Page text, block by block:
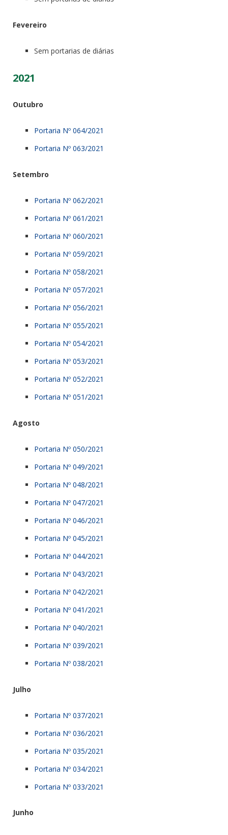
Fevereiro
Sem portarias de diárias
2021
Outubro
Portaria Nº 064/2021
Portaria Nº 063/2021
Setembro
Portaria Nº 062/2021
Portaria Nº 061/2021
Portaria Nº 060/2021
Portaria Nº 059/2021
Portaria Nº 058/2021
Portaria Nº 057/2021
Portaria Nº 056/2021
Portaria Nº 055/2021
Portaria Nº 054/2021
Portaria Nº 053/2021
Portaria Nº 052/2021
Portaria Nº 051/2021
Agosto
Portaria Nº 050/2021
Portaria Nº 049/2021
Portaria Nº 048/2021
Portaria Nº 047/2021
Portaria Nº 046/2021
Portaria Nº 045/2021
Portaria Nº 044/2021
Portaria Nº 043/2021
Portaria Nº 042/2021
Portaria Nº 041/2021
Portaria Nº 040/2021
Portaria Nº 039/2021
Portaria Nº 038/2021
Julho
Portaria Nº 037/2021
Portaria Nº 036/2021
Portaria Nº 035/2021
Portaria Nº 034/2021
Portaria Nº 033/2021
Junho